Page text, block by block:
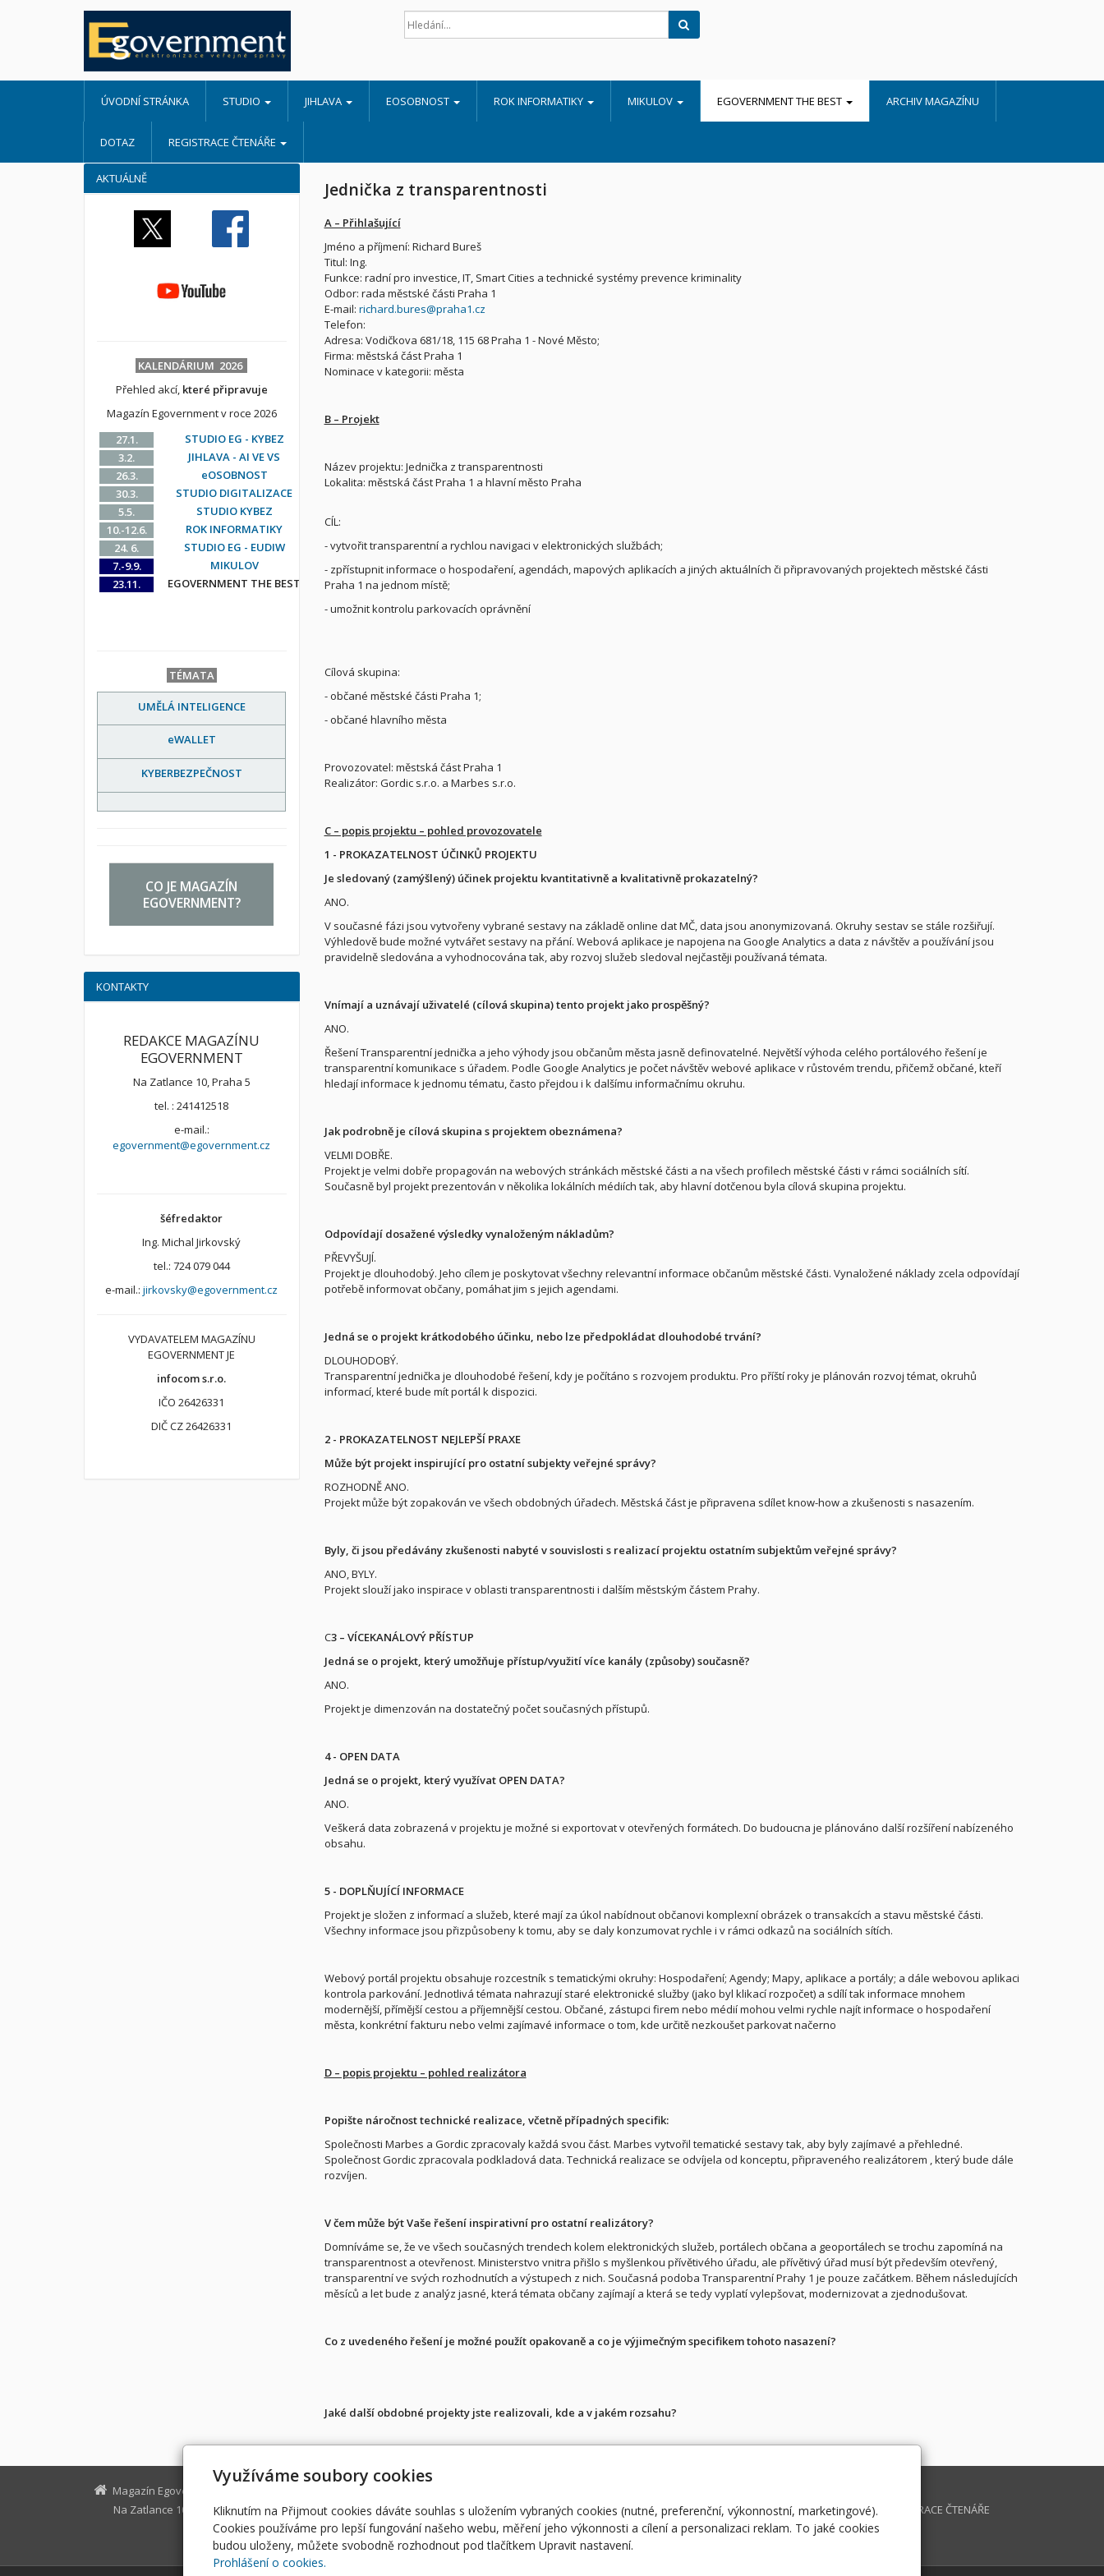
ÚVODNÍ STRÁNKA STUDIO JIHLAVA EOSOBNOST ROK INFORMATIKY MIKULOV EGOVERNMENT THE BEST ARCHIV MAGAZÍNU
DOTAZ REGISTRACE ČTENÁŘE
Jednička z transparentnosti
A – Přihlašující
Jméno a příjmení: Richard Bureš
Titul: Ing.
Funkce: radní pro investice, IT, Smart Cities a technické systémy prevence kriminality
Odbor: rada městské části Praha 1
E-mail: richard.bures@praha1.cz
Telefon:
Adresa: Vodičkova 681/18, 115 68 Praha 1 - Nové Město;
Firma: městská část Praha 1
Nominace v kategorii: města
B – Projekt
Název projektu: Jednička z transparentnosti
Lokalita: městská část Praha 1 a hlavní město Praha
CÍL:
- vytvořit transparentní a rychlou navigaci v elektronických službách;
- zpřístupnit informace o hospodaření, agendách, mapových aplikacích a jiných aktuálních či připravovaných projektech městské části
Praha 1 na jednom místě;
- umožnit kontrolu parkovacích oprávnění
Cílová skupina:
- občané městské části Praha 1;
- občané hlavního města
Provozovatel: městská část Praha 1
Realizátor: Gordic s.r.o. a Marbes s.r.o.
C – popis projektu – pohled provozovatele
1 - PROKAZATELNOST ÚČINKŮ PROJEKTU
Je sledovaný (zamýšlený) účinek projektu kvantitativně a kvalitativně prokazatelný?
ANO.
V současné fázi jsou vytvořeny vybrané sestavy na základě online dat MČ, data jsou anonymizovaná. Okruhy sestav se stále rozšiřují.
Výhledově bude možné vytvářet sestavy na přání. Webová aplikace je napojena na Google Analytics a data z návštěv a používání jsou
pravidelně sledována a vyhodnocována tak, aby rozvoj služeb sledoval nejčastěji používaná témata.
Vnímají a uznávají uživatelé (cílová skupina) tento projekt jako prospěšný?
ANO.
Řešení Transparentní jednička a jeho výhody jsou občanům města jasně definovatelné. Největší výhoda celého portálového řešení je
transparentní komunikace s úřadem. Podle Google Analytics je počet návštěv webové aplikace v růstovém trendu, přičemž občané, kteří
hledají informace k jednomu tématu, často přejdou i k dalšímu informačnímu okruhu.
Jak podrobně je cílová skupina s projektem obeznámena?
VELMI DOBŘE.
Projekt je velmi dobře propagován na webových stránkách městské části a na všech profilech městské části v rámci sociálních sítí.
Současně byl projekt prezentován v několika lokálních médiích tak, aby hlavní dotčenou byla cílová skupina projektu.
Odpovídají dosažené výsledky vynaloženým nákladům?
PŘEVYŠUJÍ.
Projekt je dlouhodobý. Jeho cílem je poskytovat všechny relevantní informace občanům městské části. Vynaložené náklady zcela odpovídají
potřebě informovat občany, pomáhat jim s jejich agendami.
Jedná se o projekt krátkodobého účinku, nebo lze předpokládat dlouhodobé trvání?
DLOUHODOBÝ.
Transparentní jednička je dlouhodobé řešení, kdy je počítáno s rozvojem produktu. Pro příští roky je plánován rozvoj témat, okruhů
informací, které bude mít portál k dispozici.
2 - PROKAZATELNOST NEJLEPŠÍ PRAXE
Může být projekt inspirující pro ostatní subjekty veřejné správy?
ROZHODNĚ ANO.
Projekt může být zopakován ve všech obdobných úřadech. Městská část je připravena sdílet know-how a zkušenosti s nasazením.
Byly, či jsou předávány zkušenosti nabyté v souvislosti s realizací projektu ostatním subjektům veřejné správy?
ANO, BYLY.
Projekt slouží jako inspirace v oblasti transparentnosti i dalším městským částem Prahy.
C3 – VÍCEKANÁLOVÝ PŘÍSTUP
Jedná se o projekt, který umožňuje přístup/využití více kanály (způsoby) současně?
ANO.
Projekt je dimenzován na dostatečný počet současných přístupů.
4 - OPEN DATA
Jedná se o projekt, který využívat OPEN DATA?
ANO.
Veškerá data zobrazená v projektu je možné si exportovat v otevřených formátech. Do budoucna je plánováno další rozšíření nabízeného
obsahu.
5 - DOPLŇUJÍCÍ INFORMACE
Projekt je složen z informací a služeb, které mají za úkol nabídnout občanovi komplexní obrázek o transakcích a stavu městské části.
Všechny informace jsou přizpůsobeny k tomu, aby se daly konzumovat rychle i v rámci odkazů na sociálních sítích.
Webový portál projektu obsahuje rozcestník s tematickými okruhy: Hospodaření; Agendy; Mapy, aplikace a portály; a dále webovou aplikaci
kontrola parkování. Jednotlivá témata nahrazují staré elektronické služby (jako byl klikací rozpočet) a sdílí tak informace mnohem
modernější, přímější cestou a příjemnější cestou. Občané, zástupci firem nebo médií mohou velmi rychle najít informace o hospodaření
města, konkrétní fakturu nebo velmi zajímavé informace o tom, kde určitě nezkoušet parkovat načerno
D – popis projektu – pohled realizátora
Popište náročnost technické realizace, včetně případných specifik:
Společnosti Marbes a Gordic zpracovaly každá svou část. Marbes vytvořil tematické sestavy tak, aby byly zajímavé a přehledné.
Společnost Gordic zpracovala podkladová data. Technická realizace se odvíjela od konceptu, připraveného realizátorem , který bude dále
rozvíjen.
V čem může být Vaše řešení inspirativní pro ostatní realizátory?
Domníváme se, že ve všech současných trendech kolem elektronických služeb, portálech občana a geoportálech se trochu zapomíná na
transparentnost a otevřenost. Ministerstvo vnitra přišlo s myšlenkou přívětivého úřadu, ale přívětivý úřad musí být především otevřený,
transparentní ve svých rozhodnutích a výstupech z nich. Současná podoba Transparentní Prahy 1 je pouze začátkem. Během následujících
měsíců a let bude z analýz jasné, která témata občany zajímají a která se tedy vyplatí vylepšovat, modernizovat a zjednodušovat.
Co z uvedeného řešení je možné použít opakovaně a co je výjimečným specifikem tohoto nasazení?
Jaké další obdobné projekty jste realizovali, kde a v jakém rozsahu?
AKTUÁLNĚ
KALENDÁRIUM 2026
Přehled akcí, které připravuje
Magazín Egovernment v roce 2026
27.1.
STUDIO EG - KYBEZ
3.2.
JIHLAVA - AI VE VS
26.3.
eOSOBNOST
30.3.
STUDIO DIGITALIZACE
5.5.
STUDIO KYBEZ
10.-12.6.
ROK INFORMATIKY
24. 6.
STUDIO EG - EUDIW
7.-9.9.
MIKULOV
23.11.
EGOVERNMENT THE BEST
TÉMATA
UMĚLÁ INTELIGENCE
eWALLET
KYBERBEZPEČNOST
CO JE MAGAZÍN
EGOVERNMENT?
KONTAKTY
REDAKCE MAGAZÍNU
EGOVERNMENT
Na Zatlance 10, Praha 5
tel. : 241412518
e-mail.:
egovernment@egovernment.cz
šéfredaktor
Ing. Michal Jirkovský
tel.: 724 079 044
e-mail.:jirkovsky@egovernment.cz
VYDAVATELEM MAGAZÍNU
EGOVERNMENT JE
infocom s.r.o.
IČO 26426331
DIČ CZ 26426331
Magazín Egovernment
Na Zatlance 10, Praha 5
egovernment@egovernment.cz
STUDIO
JIHLAVA
eOSOBNOST
MIKULOV
EGOVERNMENT THE BEST
REGISTRACE ČTENÁŘE
Využíváme soubory cookies
Kliknutím na Přijmout cookies dáváte souhlas s uložením vybraných cookies (nutné, preferenční, výkonnostní, marketingové).
Cookies používáme pro lepší fungování našeho webu, měření jeho výkonnosti a cílení a personalizaci reklam. To jaké cookies
budou uloženy, můžete svobodně rozhodnout pod tlačítkem Upravit nastavení.
Prohlášení o cookies.